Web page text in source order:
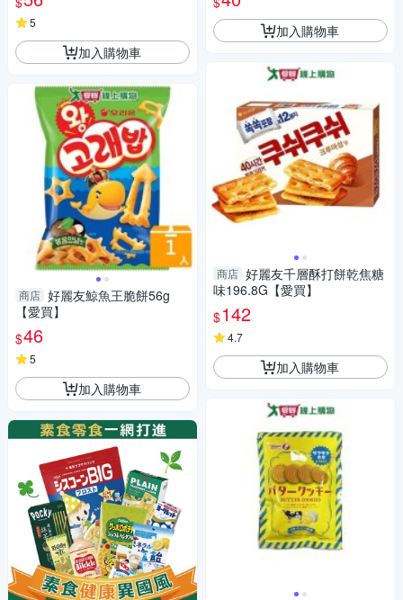
5
加入購物車
商店 好麗友鯨魚王脆餅56g
【愛買】
$46
5
加入購物車
加入購物車
商店 好麗友千層酥打餅乾焦糖
味196.8G【愛買】
$142
4.7
加入購物車